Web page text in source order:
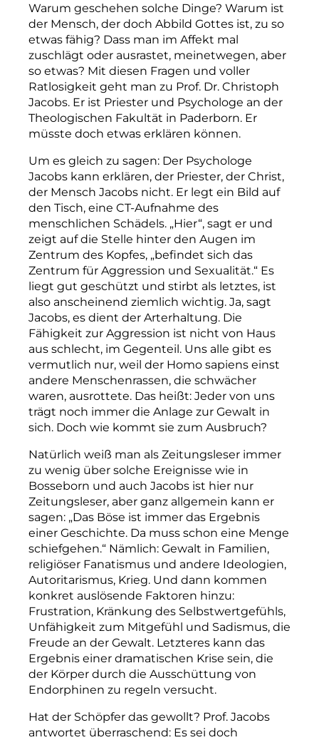
Warum geschehen solche Dinge? Warum ist
der Mensch, der doch Abbild Gottes ist, zu so
etwas fähig? Dass man im Affekt mal
zuschlägt oder ausrastet, meinetwegen, aber
so etwas? Mit diesen Fragen und voller
Ratlosigkeit geht man zu Prof. Dr. Christoph
Jacobs. Er ist Priester und Psychologe an der
Theologischen Fakultät in Paderborn. Er
müsste doch etwas erklären können.
Um es gleich zu sagen: Der Psychologe
Jacobs kann erklären, der Priester, der Christ,
der Mensch Jacobs nicht. Er legt ein Bild auf
den Tisch, eine CT-Aufnahme des
menschlichen Schädels. „Hier“, sagt er und
zeigt auf die Stelle hinter den Augen im
Zentrum des Kopfes, „befindet sich das
Zentrum für Aggression und Sexualität.“ Es
liegt gut geschützt und stirbt als letztes, ist
also anscheinend ziemlich wichtig. Ja, sagt
Jacobs, es dient der Arterhaltung. Die
Fähigkeit zur Aggression ist nicht von Haus
aus schlecht, im Gegenteil. Uns alle gibt es
vermutlich nur, weil der Homo sapiens einst
andere Menschenrassen, die schwächer
waren, ausrottete. Das heißt: Jeder von uns
trägt noch immer die Anlage zur Gewalt in
sich. Doch wie kommt sie zum Ausbruch?
Natürlich weiß man als Zeitungsleser immer
zu wenig über solche Ereignisse wie in
Bosseborn und auch Jacobs ist hier nur
Zeitungsleser, aber ganz allgemein kann er
sagen: „Das Böse ist immer das Ergebnis
einer Geschichte. Da muss schon eine Menge
schief­gehen.“ Nämlich: Gewalt in Familien,
religiöser Fanatismus und andere Ideologien,
Autoritarismus, Krieg. Und dann kommen
konkret auslösende Faktoren hinzu:
Frustration, Kränkung des Selbstwertgefühls,
Unfähigkeit zum Mitgefühl und Sadismus, die
Freude an der Gewalt. Letzteres kann das
Ergebnis einer dramatischen Krise sein, die
der Körper durch die Ausschüttung von
Endorphinen zu regeln versucht.
Hat der Schöpfer das gewollt? Prof. Jacobs
antwortet überraschend: Es sei doch